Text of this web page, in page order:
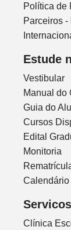
Política de
Parceiros
Estude
Vestibular
Manual do
Guia do
Cursos
Edital
Monitoria
Calendário
Clínica